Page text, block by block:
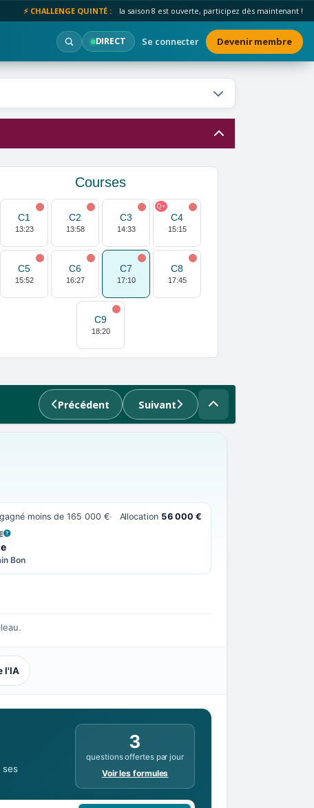
⚡ CHALLENGE QUINTÉ : la saison 8 est ouverte, participez dès maintenant !
DIRECT Se connecter Devenir membre
Courses
C1
13:23
C2
13:58
C3
14:33
C4
15:15
Q+
C5
15:52
C6
16:27
C7
17:10
C8
17:45
C9
18:20
Précédent Suivant
moins de 165 000 € Allocation 56 000 €
LA DÉFINITION
Bon
l'IA
ses
3
questions offertes par jour
Voir les formules